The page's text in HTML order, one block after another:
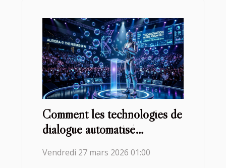
Comment les technologies de
dialogue automatisé
l'interaction en ligne ?
Vendredi 27 mars 2026 01:00